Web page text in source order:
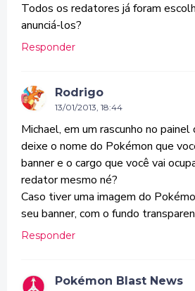
Todos os redatores já foram
anunciá-los?
Responder
Rodrigo
13/01/2013, 18:44
Michael, em um rascunho no
deixe o nome do Pokémon que
banner e o cargo que você vai
redator mesmo né?
Caso tiver uma imagem do
seu banner, com o fundo
Responder
Pokémon Blast News